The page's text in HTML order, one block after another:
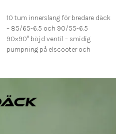
10 tum innerslang för bredare däck
– 85/65-6.5 och 90/55-6.5
90×90° böjd ventil – smidig
pumpning på elscooter och